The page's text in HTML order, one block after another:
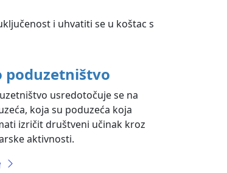
i uhvatiti se u koštac s
poduzetništvo
usredotočuje se na
koja su poduzeća koja
izričit društveni učinak kroz
aktivnosti.